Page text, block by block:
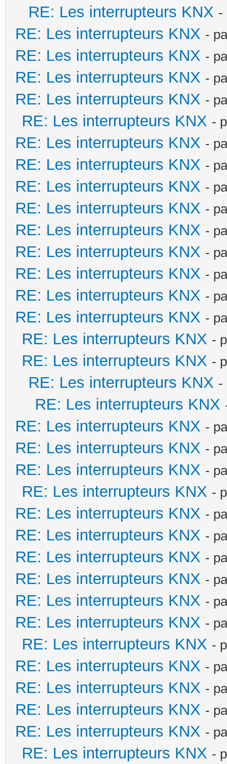
RE: Les interrupteurs KNX -
RE: Les interrupteurs KNX -
RE: Les interrupteurs KNX -
RE: Les interrupteurs KNX -
RE: Les interrupteurs KNX -
RE: Les interrupteurs KNX -
RE: Les interrupteurs KNX -
RE: Les interrupteurs KNX -
RE: Les interrupteurs KNX -
RE: Les interrupteurs KNX -
RE: Les interrupteurs KNX -
RE: Les interrupteurs KNX -
RE: Les interrupteurs KNX -
RE: Les interrupteurs KNX -
RE: Les interrupteurs KNX -
RE: Les interrupteurs KNX -
RE: Les interrupteurs KNX -
RE: Les interrupteurs KNX -
RE: Les interrupteurs KNX
RE: Les interrupteurs KNX -
RE: Les interrupteurs KNX -
RE: Les interrupteurs KNX -
RE: Les interrupteurs KNX -
RE: Les interrupteurs KNX -
RE: Les interrupteurs KNX -
RE: Les interrupteurs KNX -
RE: Les interrupteurs KNX -
RE: Les interrupteurs KNX -
RE: Les interrupteurs KNX -
RE: Les interrupteurs KNX -
RE: Les interrupteurs KNX -
RE: Les interrupteurs KNX -
RE: Les interrupteurs KNX -
RE: Les interrupteurs KNX -
RE: Les interrupteurs KNX -